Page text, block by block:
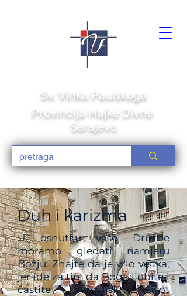
Sv. Vinka Paulskoga
Provincija Majke Divne
Sarajevo
Duh i karizma
U osnutku vaše Družbe
moramo gledati namjeru
Božju: Znajte da je vrlo velika,
jer ide za tim da Boga ljubite i
častite zemaljski život